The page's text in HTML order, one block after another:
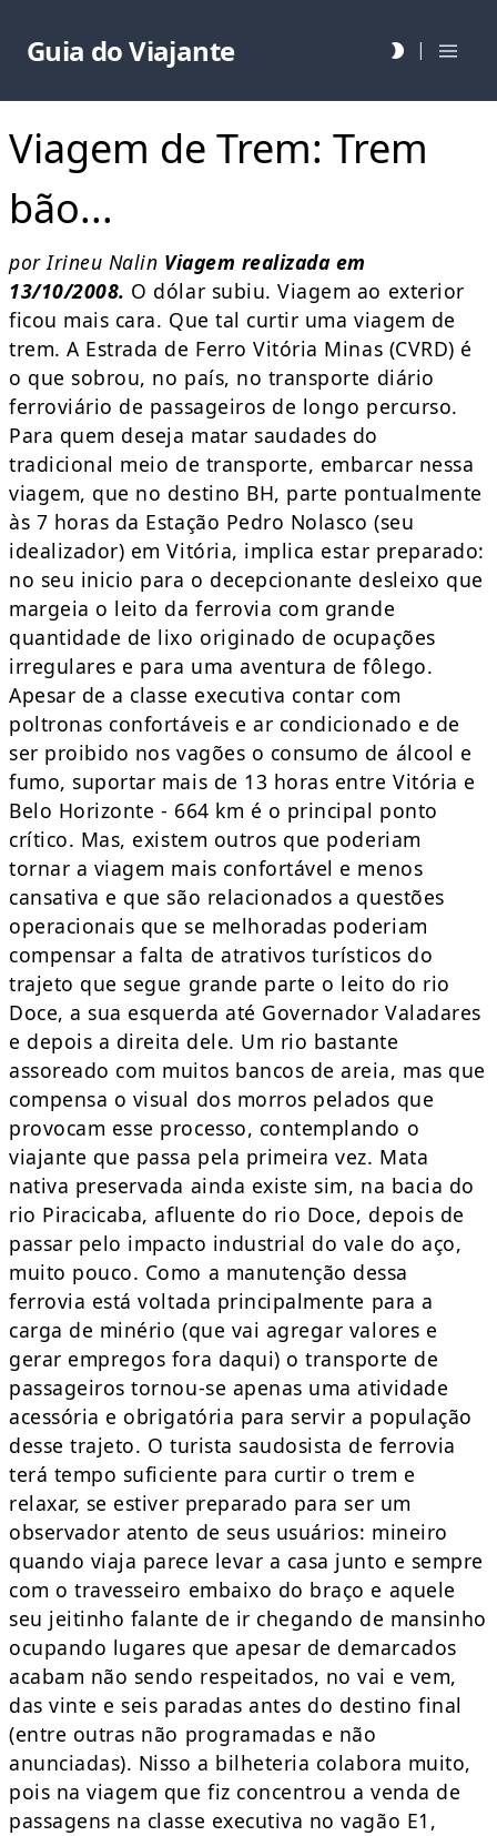
Guia do Viajante |
Viagem de Trem: Trem
bão...
por Irineu Nalin Viagem realizada em
13/10/2008. O dólar subiu. Viagem ao exterior
ficou mais cara. Que tal curtir uma viagem de
trem. A Estrada de Ferro Vitória Minas (CVRD) é
o que sobrou, no país, no transporte diário
ferroviário de passageiros de longo percurso.
Para quem deseja matar saudades do
tradicional meio de transporte, embarcar nessa
viagem, que no destino BH, parte pontualmente
às 7 horas da Estação Pedro Nolasco (seu
idealizador) em Vitória, implica estar preparado:
no seu inicio para o decepcionante desleixo que
margeia o leito da ferrovia com grande
quantidade de lixo originado de ocupações
irregulares e para uma aventura de fôlego.
Apesar de a classe executiva contar com
poltronas confortáveis e ar condicionado e de
ser proibido nos vagões o consumo de álcool e
fumo, suportar mais de 13 horas entre Vitória e
Belo Horizonte - 664 km é o principal ponto
crítico. Mas, existem outros que poderiam
tornar a viagem mais confortável e menos
cansativa e que são relacionados a questões
operacionais que se melhoradas poderiam
compensar a falta de atrativos turísticos do
trajeto que segue grande parte o leito do rio
Doce, a sua esquerda até Governador Valadares
e depois a direita dele. Um rio bastante
assoreado com muitos bancos de areia, mas que
compensa o visual dos morros pelados que
provocam esse processo, contemplando o
viajante que passa pela primeira vez. Mata
nativa preservada ainda existe sim, na bacia do
rio Piracicaba, afluente do rio Doce, depois de
passar pelo impacto industrial do vale do aço,
muito pouco. Como a manutenção dessa
ferrovia está voltada principalmente para a
carga de minério (que vai agregar valores e
gerar empregos fora daqui) o transporte de
passageiros tornou-se apenas uma atividade
acessória e obrigatória para servir a população
desse trajeto. O turista saudosista de ferrovia
terá tempo suficiente para curtir o trem e
relaxar, se estiver preparado para ser um
observador atento de seus usuários: mineiro
quando viaja parece levar a casa junto e sempre
com o travesseiro embaixo do braço e aquele
seu jeitinho falante de ir chegando de mansinho
ocupando lugares que apesar de demarcados
acabam não sendo respeitados, no vai e vem,
das vinte e seis paradas antes do destino final
(entre outras não programadas e não
anunciadas). Nisso a bilheteria colabora muito,
pois na viagem que fiz concentrou a venda de
passagens na classe executiva no vagão E1,